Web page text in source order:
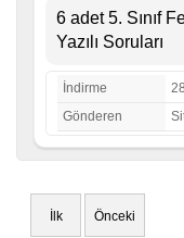
6 adet 5. Sınıf
Yazılı Soruları
İndirme
Gönderen
İlk Önceki